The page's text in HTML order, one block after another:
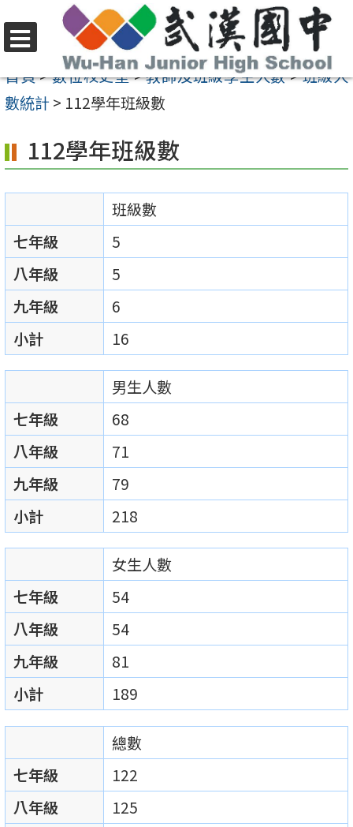
至
要
容
區
選
單
首頁>數位校史室>教師及班級學生人數>班級人
數統計> 112學年班級數
112學年班級數
班級數
七年級
5
八年級
5
九年級
6
小計
16
男生人數
七年級
68
八年級
71
九年級
79
小計
218
女生人數
七年級
54
八年級
54
九年級
81
小計
189
總數
七年級
122
八年級
125